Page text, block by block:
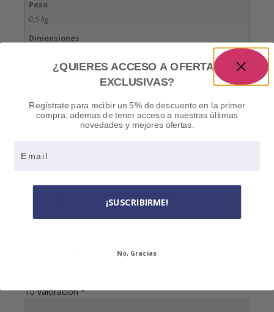
Peso
0,5 kg
Dimensiones
Florencia Casares, Sofía Pássaro Lorenzo, Agustina Barada
como estudiar para aprender – TEORICO”
Tu dirección de correo electrónico no será publicada.
Tu valoración*
¿QUIERES ACCESO A OFERTAS
EXCLUSIVAS?
Regístrate para recibir un 5% de descuento en la primer
compra, ademas de tener acceso a nuestras últimas
novedades y mejores ofertas.
¡SUSCRIBIRME!
No, Gracias